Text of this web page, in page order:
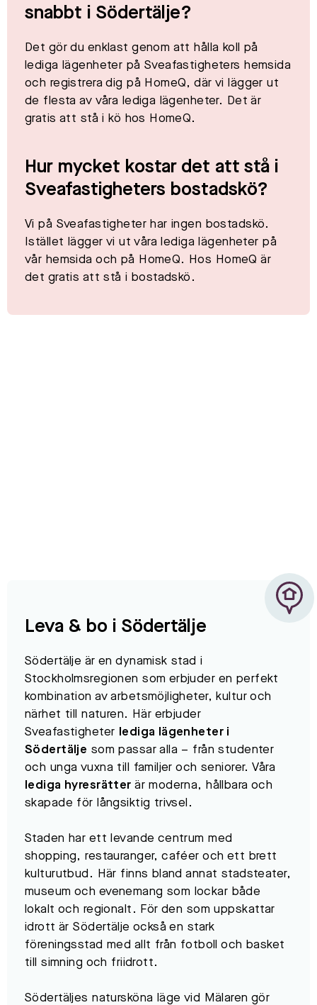
snabbt i Södertälje?
Det gör du enklast genom att hålla koll på
lediga lägenheter på Sveafastigheters hemsida
och registrera dig på HomeQ, där vi lägger ut
de flesta av våra lediga lägenheter. Det är
gratis att stå i kö hos HomeQ.​
Hur mycket kostar det att stå i
Sveafastigheters bostadskö?
Vi på Sveafastigheter har ingen bostadskö.
Istället lägger vi ut våra lediga lägenheter på
vår hemsida och på HomeQ. Hos HomeQ är
det gratis att stå i bostadskö.​
Leva & bo i Södertälje
Södertälje är en dynamisk stad i
Stockholmsregionen som erbjuder en perfekt
kombination av arbetsmöjligheter, kultur och
närhet till naturen. Här erbjuder
Sveafastigheter
lediga lägenheter i
Södertälje som passar alla – från studenter
och unga vuxna till familjer och seniorer. Våra
lediga hyresrätter är moderna, hållbara och
skapade för långsiktig trivsel.
Staden har ett levande centrum med
shopping, restauranger, caféer och ett brett
kulturutbud. Här finns bland annat stadsteater,
museum och evenemang som lockar både
lokalt och regionalt. För den som uppskattar
idrott är Södertälje också en stark
föreningsstad med allt från fotboll och basket
till simning och friidrott.
Södertäljes natursköna läge vid Mälaren gör